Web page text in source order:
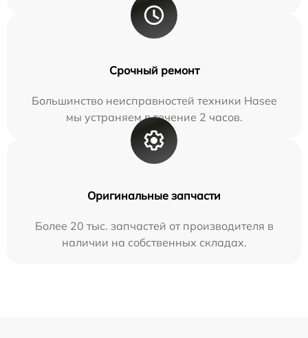
Срочный ремонт
Большинство неисправностей техники Hasee
мы устраняем в течение 2 часов.
Оригинальные запчасти
Более 20 тыс. запчастей от производителя в
наличии на собственных складах.